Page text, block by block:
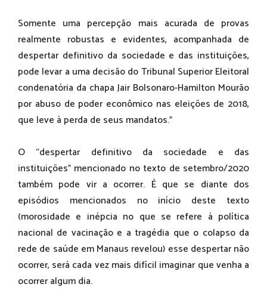
Somente uma percepção mais acurada de provas
realmente robustas e evidentes, acompanhada de
despertar definitivo da sociedade e das instituições,
pode levar a uma decisão do Tribunal Superior Eleitoral
condenatória da chapa Jair Bolsonaro-Hamilton Mourão
por abuso de poder econômico nas eleições de 2018,
que leve à perda de seus mandatos.”
O “despertar definitivo da sociedade e das
instituições” mencionado no texto de setembro/2020
também pode vir a ocorrer. É que se diante dos
episódios mencionados no início deste texto
(morosidade e inépcia no que se refere à política
nacional de vacinação e a tragédia que o colapso da
rede de saúde em Manaus revelou) esse despertar não
ocorrer, será cada vez mais difícil imaginar que venha a
ocorrer algum dia.